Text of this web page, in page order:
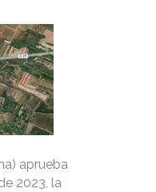
aprueba
2023, la